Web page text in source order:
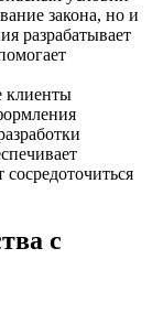
закона, но и
разрабатывает
клиенты
с